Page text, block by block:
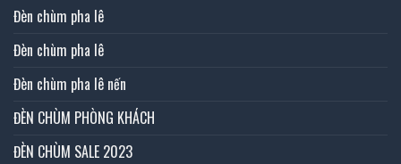
Đèn chùm pha lê
Đèn chùm pha lê
Đèn chùm pha lê nến
ĐÈN CHÙM PHÒNG KHÁCH
ĐÈN CHÙM SALE 2023